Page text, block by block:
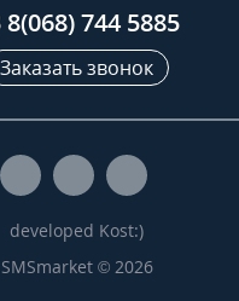
8(068) 744 5885
Заказать звонок
SMSmarket © 2026
developed Kost:)